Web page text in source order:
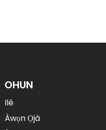
OHUN
Ilé
Àwọn Ọjà